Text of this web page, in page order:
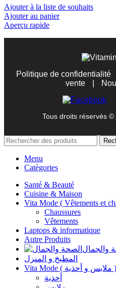
Ajouter à la liste de souhaits
Ajouter au panier
Aperçu rapide
Politique de confidentialité
vente
Tous droits réservés ©
Menu
Catègories
Santé & Beauté
Cuisine & Maison
Vita Mode ( Vêtements et
Chaussures
Vêtements
Laptops & informatique
Autre Produits
والجمال
المطبخ و المنزل
Vita Mode ( ملابس و أحذية )
أحذية